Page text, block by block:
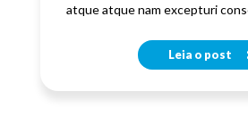
atque atque nam excepturi
Leia o post